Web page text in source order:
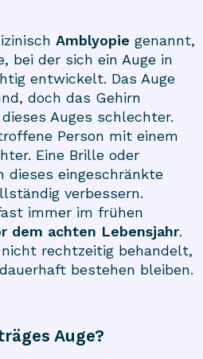
Amblyopie genannt,
bei der sich ein Auge in
entwickelt. Das Auge
doch das Gehirn
Auges schlechter.
Person mit einem
Eine Brille oder
dieses eingeschränkte
verbessern.
immer im frühen
dem achten Lebensjahr.
rechtzeitig behandelt,
bestehen bleiben.
Auge?